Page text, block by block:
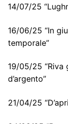
14/07/25
16/06/25 “In
temporale”
19/05/25
d’argento”
21/04/25